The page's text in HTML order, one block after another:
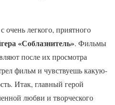
очень легкого, приятного
«Соблазнитель». Фильмы
после их просмотра
фильм и чувствуешь какую-
Итак, главный герой
любви и творческого